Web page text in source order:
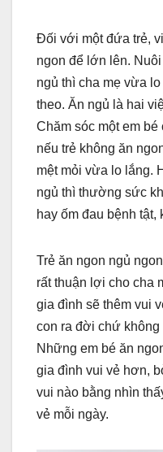
Đối với một đứa trẻ,
ngon để lớn lên.
ngủ thì cha mẹ vừa
theo. Ăn ngủ là hai
Chăm sóc một em
nếu trẻ không ăn
mệt mỏi vừa lo lắng.
ngủ thì thường sức
hay ốm đau bệnh tật,
Trẻ ăn ngon ngủ
rất thuận lợi cho cha
gia đình sẽ thêm vui
con ra đời chứ không
Những em bé ăn
gia đình vui vẻ hơn,
vui nào bằng nhìn
vẻ mỗi ngày.